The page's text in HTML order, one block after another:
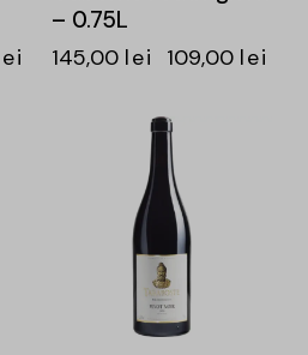
– 0.75L
145,00 lei 109,00 lei